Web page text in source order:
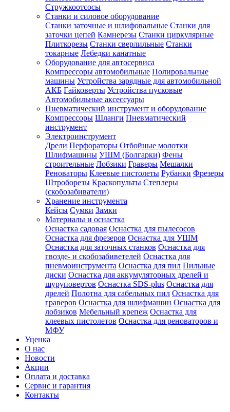
Стружкоотсосы
Станки и силовое оборудование
Станки заточные и шлифовальные Станки для
заточки цепей Камнерезы Станки циркулярные
Плиткорезы Станки сверлильные Станки
токарные Лебедки канатные
Оборудование для автосервиса
Компрессоры автомобильные Полировальные
машины Устройства зарядные для автомобильной
АКБ Гайковерты Устройства пусковые
Автомобильные аксессуары
Пневматический инструмент и оборудование
Компрессоры Шланги Пневматический
инструмент
Электроинструмент
Дрели Перфораторы Отбойные молотки
Шлифмашины УШМ (Болгарки) Фены
строительные Лобзики Граверы Мешалки
Реноваторы Клеевые пистолеты Рубанки Фрезеры
Штроборезы Краскопульты Степлеры
(скобозабиватели)
Хранение инструмента
Кейсы Сумки Замки
Материалы и оснастка
Оснастка садовая Оснастка для пылесосов
Оснастка для фрезеров Оснастка для УШМ
Оснастка для заточных станков Оснастка для
гвозде- и скобозабиветелей Оснастка для
пневмоинструмента Оснастка для пил Пильные
диски Оснастка для аккумуляторных дрелей и
шуруповертов Оснастка SDS-plus Оснастка для
дрелей Полотна для сабельных пил Оснастка для
граверов Оснастка для шлифмашин Оснастка для
лобзиков Мебельный крепеж Оснастка для
клеевых пистолетов Оснастка для реноваторов и
МФУ
Уценка
О нас
Новости
Акции
Оплата и доставка
Сервис и гарантия
Контакты